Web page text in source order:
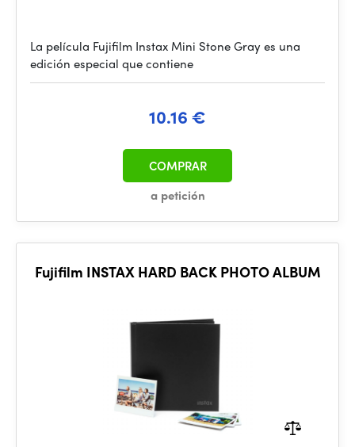
La película Fujifilm Instax Mini Stone Gray es una
edición especial que contiene
10.16 €
a petición
COMPRAR
Fujifilm INSTAX HARD BACK PHOTO ALBUM